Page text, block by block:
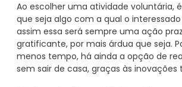
Ao escolher uma atividade voluntária,
que seja algo com a qual o
assim essa será sempre uma ação
gratificante, por mais árdua que seja.
menos tempo, há ainda a opção de
sem sair de casa, graças às inovações